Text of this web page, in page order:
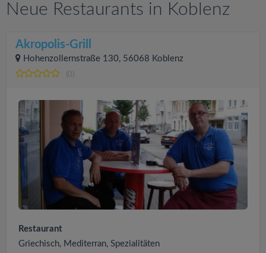
Neue Restaurants in Koblenz
Akropolis-Grill
Hohenzollernstraße 130, 56068 Koblenz
(0)
Restaurant
Griechisch, Mediterran, Spezialitäten